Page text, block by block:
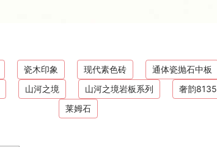
瓷木印象 现代素色砖 通体瓷抛石中板
山河之境 山河之境岩板系列 奢韵8135
莱姆石